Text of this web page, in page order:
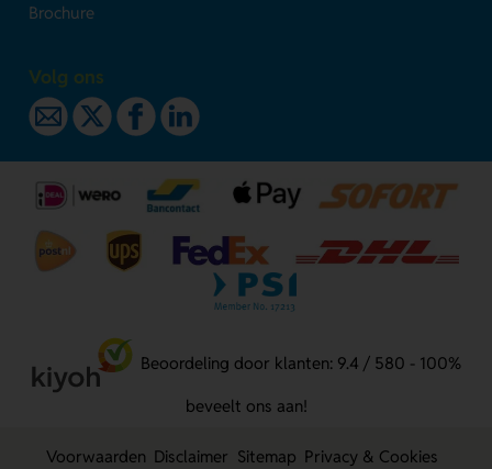
Brochure
Volg ons
Beoordeling door klanten: 9.4 / 580 - 100%
beveelt ons aan!
Voorwaarden Disclaimer Sitemap Privacy & Cookies